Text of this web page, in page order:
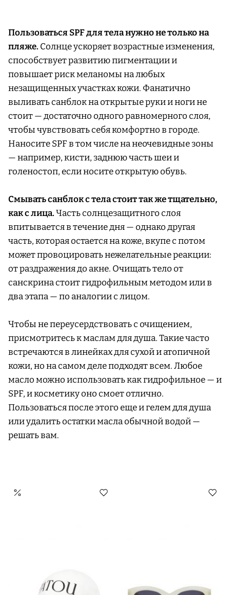
Пользоваться SPF для тела нужно не только на
пляже. Солнце ускоряет возрастные изменения,
способствует развитию пигментации и
повышает риск меланомы на любых
незащищенных участках кожи. Фанатично
выливать санблок на открытые руки и ноги не
стоит — достаточно одного равномерного слоя,
чтобы чувствовать себя комфортно в городе.
Наносите SPF в том числе на неочевидные зоны
— например, кисти, заднюю часть шеи и
голеностоп, если носите открытую обувь.
Смывать санблок с тела стоит так же тщательно,
как с лица.Часть солнцезащитного слоя
впитывается в течение дня — однако другая
часть, которая остается на коже, вкупе с потом
может провоцировать нежелательные реакции:
от раздражения до акне. Очищать тело от
санскрина стоит гидрофильным методом или в
два этапа — по аналогии с лицом.
Чтобы не переусердствовать с очищением,
присмотритесь к маслам для душа. Такие часто
встречаются в линейках для сухой и атопичной
кожи, но на самом деле подходят всем. Любое
масло можно использовать как гидрофильное — и
SPF, и косметику оно смоет отлично.
Пользоваться после этого еще и гелем для душа
или удалить остатки масла обычной водой —
решать вам.